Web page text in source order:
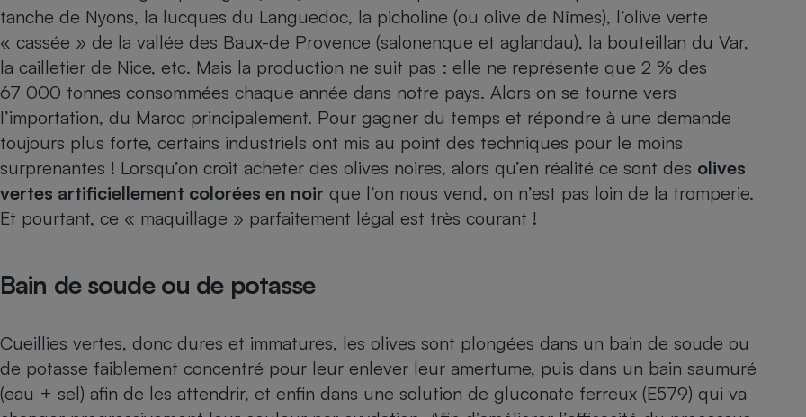
tanche de Nyons, la lucques du Languedoc, la picholine (ou olive de Nîmes), l’olive verte
« cassée » de la vallée des Baux-de Provence (salonenque et aglandau), la bouteillan du Var,
la cailletier de Nice, etc. Mais la production ne suit pas : elle ne représente que 2 % des
67 000 tonnes consommées chaque année dans notre pays. Alors on se tourne vers
l’importation, du Maroc principalement. Pour gagner du temps et répondre à une demande
toujours plus forte, certains industriels ont mis au point des techniques pour le moins
surprenantes ! Lorsqu’on croit acheter des olives noires, alors qu’en réalité ce sont des olives
vertes artificiellement colorées en noir que l’on nous vend, on n’est pas loin de la tromperie.
Et pourtant, ce « maquillage » parfaitement légal est très courant !
Bain de soude ou de potasse
Cueillies vertes, donc dures et immatures, les olives sont plongées dans un bain de soude ou
de potasse faiblement concentré pour leur enlever leur amertume, puis dans un bain saumuré
(eau + sel) afin de les attendrir, et enfin dans une solution de gluconate ferreux (E579) qui va
Plaque de cuisson à
induction
Four encastrable
Téléphone mobile -
Smartphone
Appareil photo
numérique
Radiateur électrique Électricité - Gaz
Climatiseur -
Ventilateur
Lessive